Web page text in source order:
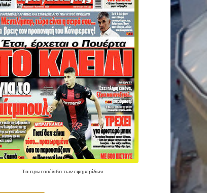
Τα πρωτοσέλιδα των εφημερίδων